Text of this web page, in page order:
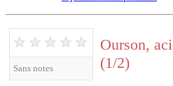
★ ★ ★ ★ ★
Sans notes
Ourson,
(1/2)